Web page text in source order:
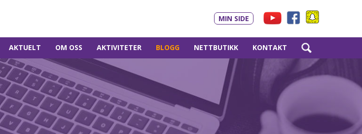
MIN SIDE
AKTUELT OM OSS AKTIVITETER BLOGG NETTBUTIKK KONTAKT